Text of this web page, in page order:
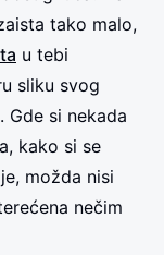
tako malo,
u tebi
sliku svog
Gde si nekada
kako si se
možda nisi
nečim